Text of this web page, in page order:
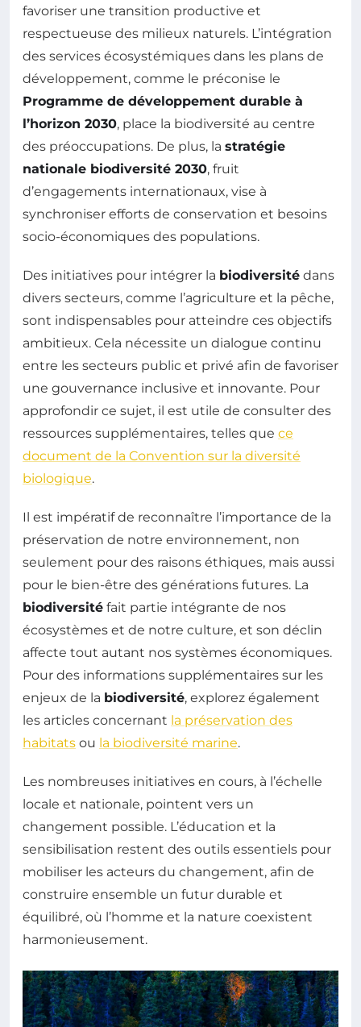
favoriser une transition productive et
respectueuse des milieux naturels. L’intégration
des services écosystémiques dans les plans de
développement, comme le préconise le
Programme de développement durable à
l’horizon 2030, place la biodiversité au centre
des préoccupations. De plus, la stratégie
nationale biodiversité 2030, fruit
d’engagements internationaux, vise à
synchroniser efforts de conservation et besoins
socio-économiques des populations.
Des initiatives pour intégrer la biodiversité dans
divers secteurs, comme l’agriculture et la pêche,
sont indispensables pour atteindre ces objectifs
ambitieux. Cela nécessite un dialogue continu
entre les secteurs public et privé afin de favoriser
une gouvernance inclusive et innovante. Pour
approfondir ce sujet, il est utile de consulter des
ressources supplémentaires, telles que ce
document de la Convention sur la diversité
biologique.
Il est impératif de reconnaître l’importance de la
préservation de notre environnement, non
seulement pour des raisons éthiques, mais aussi
pour le bien-être des générations futures. La
biodiversité fait partie intégrante de nos
écosystèmes et de notre culture, et son déclin
affecte tout autant nos systèmes économiques.
Pour des informations supplémentaires sur les
enjeux de la biodiversité, explorez également
les articles concernant la préservation des
habitats ou la biodiversité marine.
Les nombreuses initiatives en cours, à l’échelle
locale et nationale, pointent vers un
changement possible. L’éducation et la
sensibilisation restent des outils essentiels pour
mobiliser les acteurs du changement, afin de
construire ensemble un futur durable et
équilibré, où l’homme et la nature coexistent
harmonieusement.